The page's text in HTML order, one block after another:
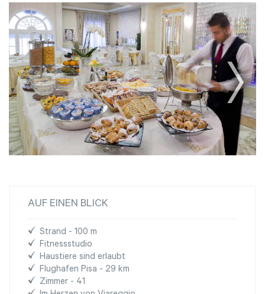
AUF EINEN BLICK
Strand - 100 m
Fitnessstudio
Haustiere sind erlaubt
Flughafen Pisa - 29 km
Zimmer - 41